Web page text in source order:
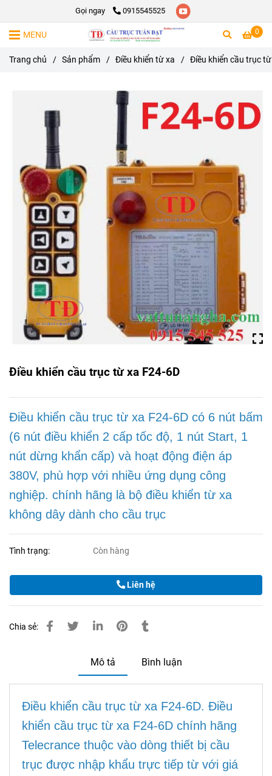
Gọi ngay 0915545525
0
MENU
Trang chủ / Sản phẩm / Điều khiển từ xa / Điều khiển cầu trục
Điều khiển cầu trục từ xa F24-6D
Điều khiển cầu trục từ xa F24-6D có 6 nút bấm
(6 nút điều khiển 2 cấp tốc độ, 1 nút Start, 1
nút dừng khẩn cấp) và hoạt động điện áp
380V, phù hợp với nhiều ứng dụng công
nghiệp. chính hãng là bộ điều khiển từ xa
không dây dành cho cầu trục
Tình trạng: Còn hàng
Liên hệ
Chia sẻ:
Mô tả Bình luận
Điều khiển cầu trục từ xa F24-6D. Điều
khiển cầu trục từ xa F24-6D chính hãng
Telecrance thuộc vào dòng thiết bị cầu
trục được nhập khẩu trực tiếp từ với giá